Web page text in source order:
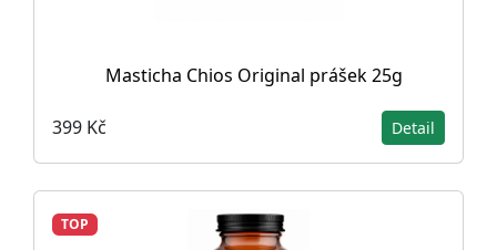
Masticha Chios Original prášek 25g
399 Kč Detail
TOP